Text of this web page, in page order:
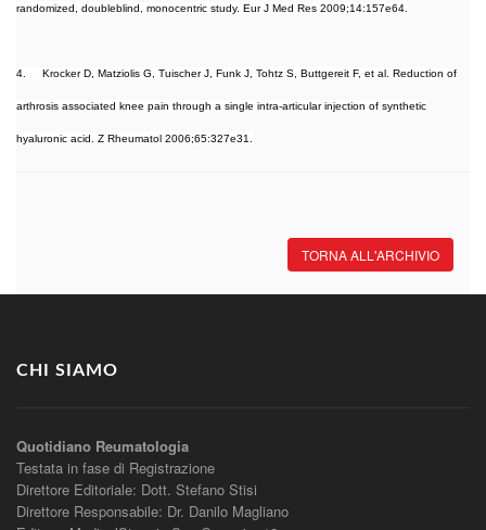
randomized, doubleblind, monocentric study. Eur J Med Res 2009;14:157e64.
4. Krocker D, Matziolis G, Tuischer J, Funk J, Tohtz S, Buttgereit F, et al. Reduction of
arthrosis associated knee pain through a single intra-articular injection of synthetic
hyaluronic acid. Z Rheumatol 2006;65:327e31.
TORNA ALL'ARCHIVIO
CHI SIAMO
Quotidiano Reumatologia
Testata in fase di Registrazione
Direttore Editoriale: Dott. Stefano Stisi
Direttore Responsabile: Dr. Danilo Magliano